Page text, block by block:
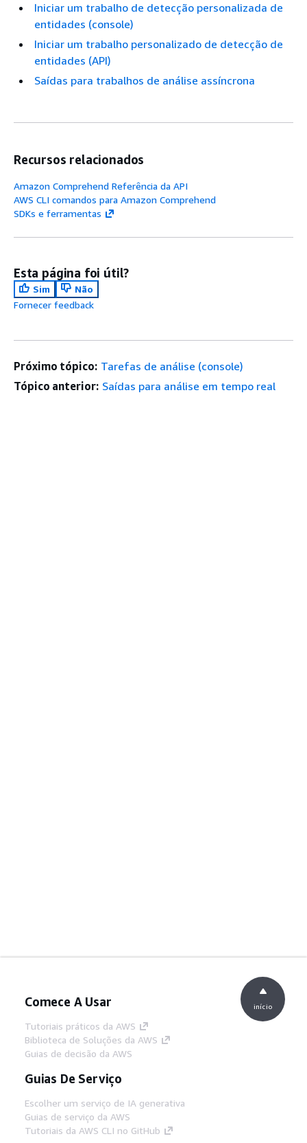
Iniciar um trabalho de detecção personalizada de
entidades (console)
Iniciar um trabalho personalizado de detecção de
entidades (API)
Saídas para trabalhos de análise assíncrona
Recursos relacionados
Amazon Comprehend Referência da API
AWS CLI comandos para Amazon Comprehend
SDKs e ferramentas
Esta página foi útil?
Sim
Não
Fornecer feedback
Próximo tópico: Tarefas de análise (console)
Tópico anterior: Saídas para análise em tempo real
Comece A Usar
Tutoriais práticos da AWS
Biblioteca de Soluções da AWS
Guias de decisão da AWS
Guias De Serviço
Escolher um serviço de IA generativa
Guias de serviço da AWS
Tutoriais da AWS CLI no GitHub
início